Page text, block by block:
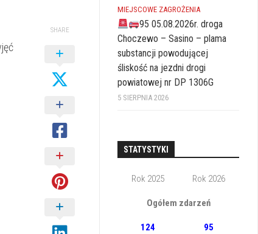
SHARE
MIEJSCOWE ZAGROŻENIA
95 05.08.2026r. droga
Choczewo – Sasino – plama
substancji powodującej
śliskość na jezdni drogi
powiatowej nr DP 1306G
5 SIERPNIA 2026
STATYSTYKI
Rok 2025 Rok 2026
Ogółem zdarzeń
124 95